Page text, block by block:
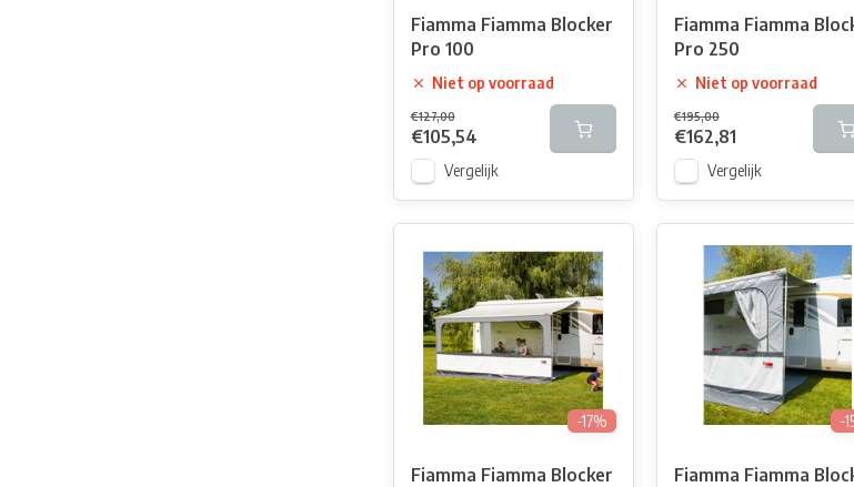
Fiamma Fiamma Blocker
Pro 100
Niet op voorraad
€127,00
€105,54
Vergelijk
Fiamma Fiamma
Pro 250
Niet op voorraad
€195,00
€162,81
Vergelijk
-17%
Fiamma Fiamma Blocker
-
Fiamma Fiamma